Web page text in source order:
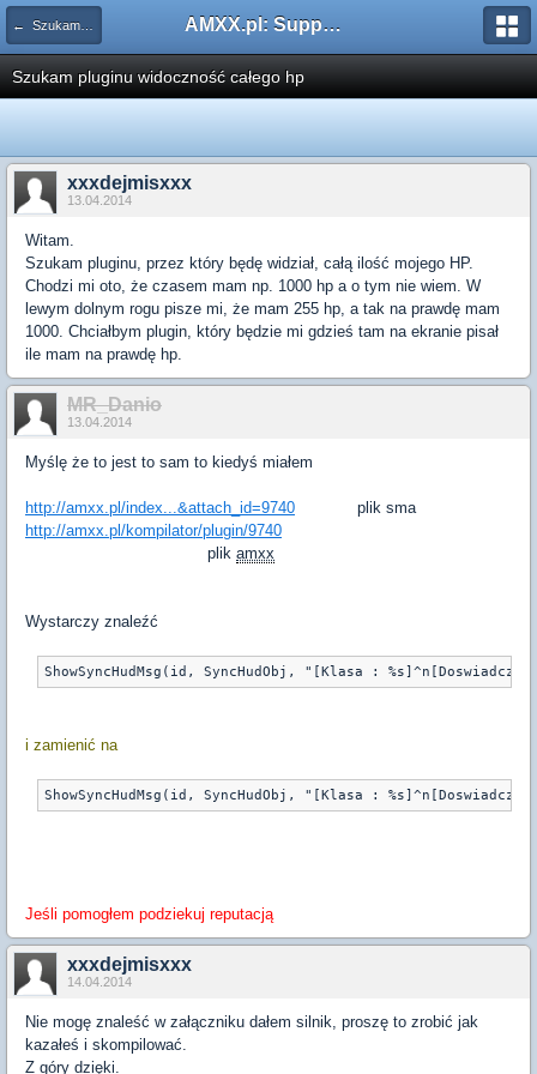
← Szukam pluginu AMXX.pl: Support AMX Mod X i SourceMod
Szukam pluginu widoczność całego hp
xxxdejmisxxx
13.04.2014
Witam.
Szukam pluginu, przez który będę widział, całą ilość mojego HP.
Chodzi mi oto, że czasem mam np. 1000 hp a o tym nie wiem. W
lewym dolnym rogu pisze mi, że mam 255 hp, a tak na prawdę mam
1000. Chciałbym plugin, który będzie mi gdzieś tam na ekranie pisał
ile mam na prawdę hp.
MR_Danio
13.04.2014
Myślę że to jest to sam to kiedyś miałem
http://amxx.pl/index...&attach_id=9740 plik sma
http://amxx.pl/kompilator/plugin/9740
plik amxx
Wystarczy znaleźć
i zamienić na
Jeśli pomogłem podziekuj reputacją
xxxdejmisxxx
14.04.2014
Nie mogę znaleść w załączniku dałem silnik, proszę to zrobić jak
kazałeś i skompilować.
Z góry dzięki.